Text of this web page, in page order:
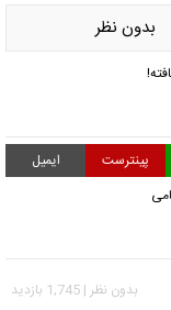
بدون نظر
پینترست
ایمیل
بدون نظر | 1,745 بازدید